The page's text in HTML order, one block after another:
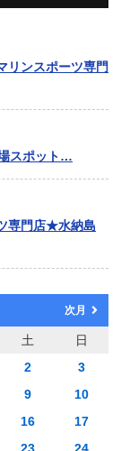
リンスポーツ専門
スポット…
専門店★水納島
次月
土
日
2
3
9
10
16
17